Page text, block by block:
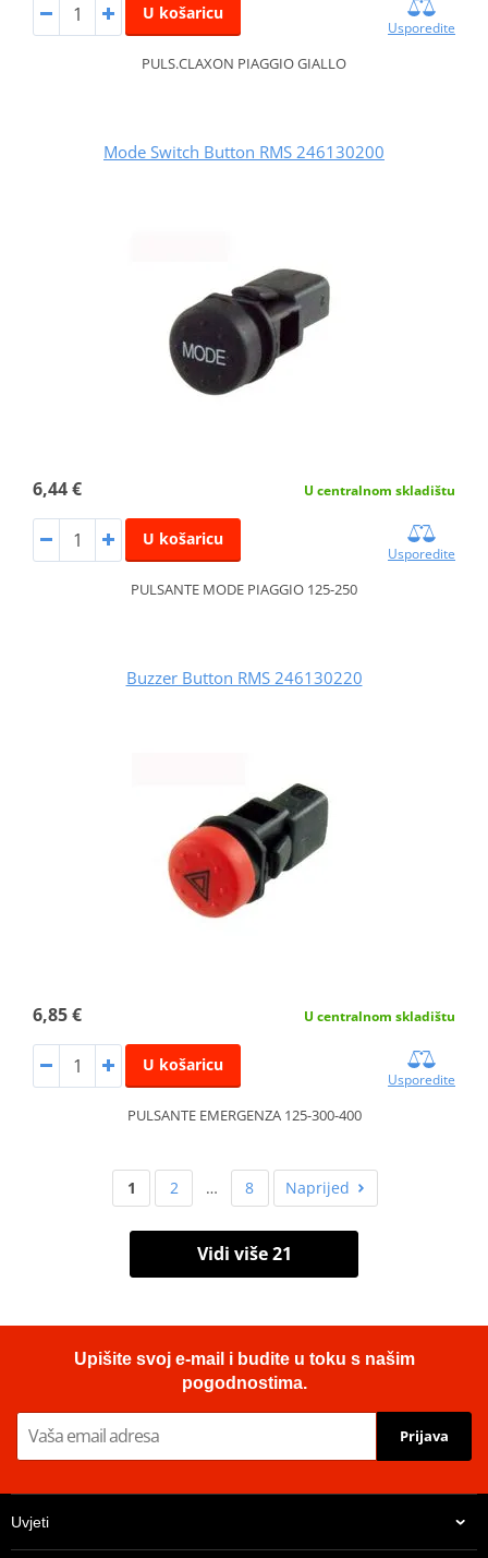
U košaricu
Usporedite
PULS.CLAXON PIAGGIO GIALLO
Mode Switch Button RMS 246130200
6,44 € U centralnom skladištu
U košaricu
Usporedite
PULSANTE MODE PIAGGIO 125-250
Buzzer Button RMS 246130220
6,85 € U centralnom skladištu
U košaricu
Usporedite
PULSANTE EMERGENZA 125-300-400
1 2 … 8 Naprijed
Vidi više 21
Upišite svoj e-mail i budite u toku s našim
pogodnostima.
Prijava
Uvjeti